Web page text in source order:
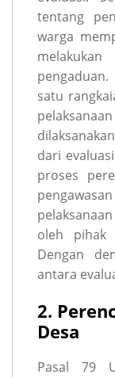
tentang
warga
satu
dari
proses
oleh pihak
Dengan
antara
2.
Desa
Pasal 79